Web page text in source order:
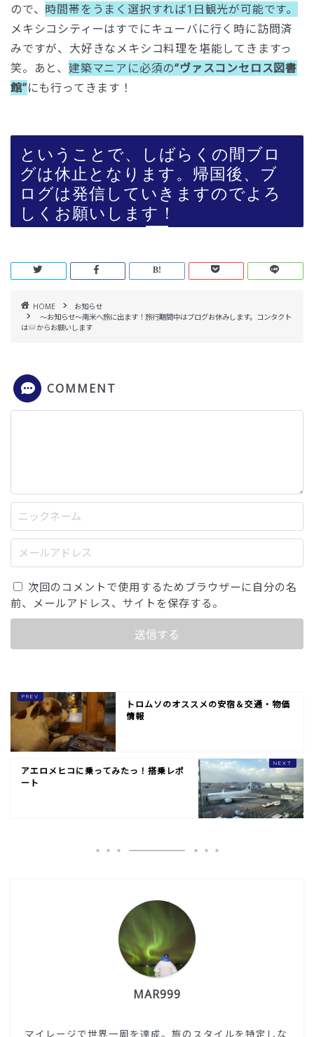
ので、 時間帯をうまく選択すれば1日観光が可能です。
メキシコシティーはすでにキューバに行く時に訪問済
みですが、大好きなメキシコ料理を堪能してきますっ
笑。あと、 建築マニアに必須の“ヴァスコンセロス図書
館”にも行ってきます！
ということで、しばらくの間ブロ
グは休止となります。帰国後、ブ
ログは発信していきますのでよろ
しくお願いします！
HOME
お知らせ
〜お知らせ〜南米へ旅に出ます！旅行期間中はブログお休みします。コンタクト
は
からお願いします
COMMENT
次回のコメントで使用するためブラウザーに自分の名
前、メールアドレス、サイトを保存する。
トロムソのオススメの安宿＆交通・物価
情報
アエロメヒコに乗ってみたっ！搭乗レポ
ート
MAR999
マイレージで世界一周を達成。旅のスタイルを特定しな